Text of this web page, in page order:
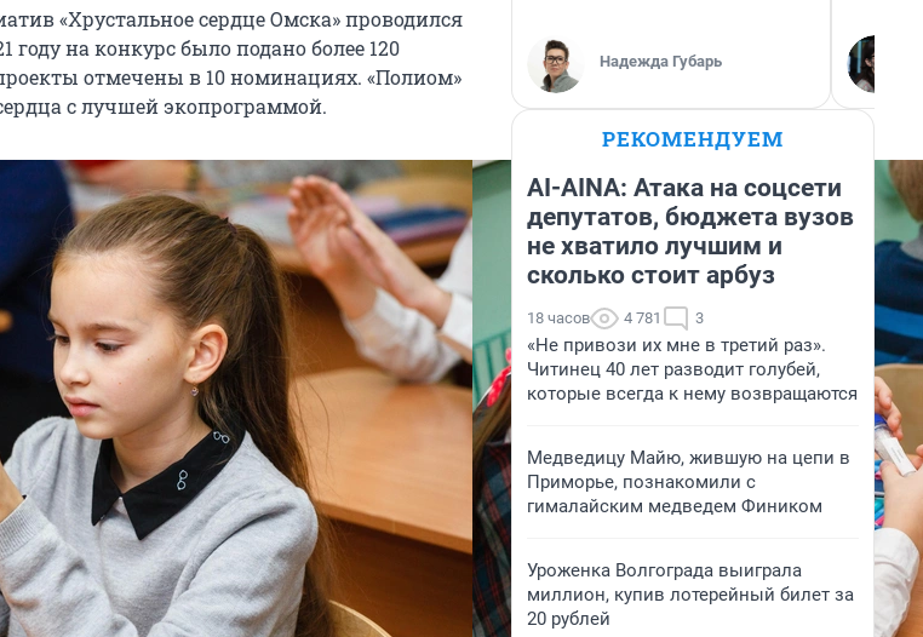
«Хрустальное сердце Омска» проводился
году на конкурс было подано более 120
отмечены в 10 номинациях. «Полиом»
с лучшей экопрограммой.
Надежда Губарь
РЕКОМЕНДУЕМ
AI-AINA: Атака на соцсети
депутатов, бюджета вузов
не хватило лучшим и
сколько стоит арбуз
18 часов 4 781 3
«Не привози их мне в третий раз».
Читинец 40 лет разводит голубей,
которые всегда к нему возвращаются
Медведицу Майю, жившую на цепи в
Приморье, познакомили с
гималайским медведем Фиником
Уроженка Волгограда выиграла
миллион, купив лотерейный билет за
20 рублей